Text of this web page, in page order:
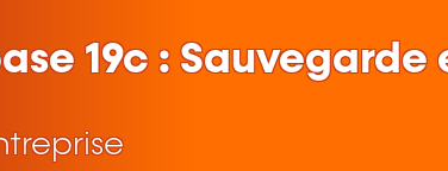
19c : Sauvegarde